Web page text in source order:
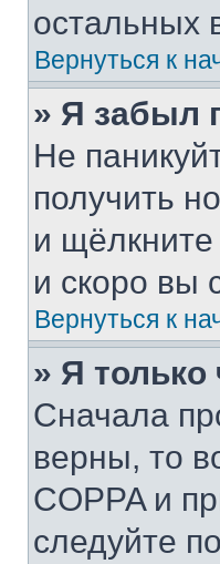
остальных
Вернуться к
» Я забыл
Не
получить
и
и скоро вы
Вернуться к
» Я только
Сначала
верны, то
COPPA и
следуйте